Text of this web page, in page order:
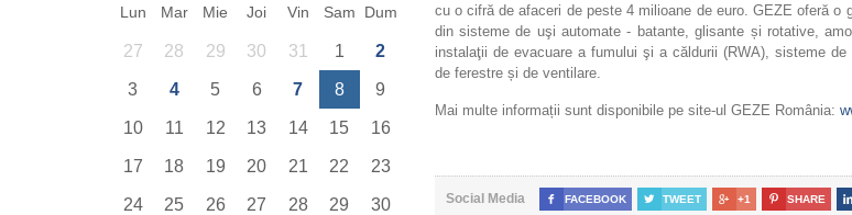
Lun Mar Mie Joi Vin Sam Dum
27 28 29 30 31 1 2
3 4 5 6 7 8 9
10 11 12 13 14 15 16
17 18 19 20 21 22 23
24 25 26 27 28 29 30
cu o cifră de afaceri de peste 4 milioane de euro. GEZE oferă o
din sisteme de uşi automate - batante, glisante și rotative,
instalaţii de evacuare a fumului şi a căldurii (RWA), sisteme
de ferestre și de ventilare.
Mai multe informații sunt disponibile pe site-ul GEZE România:
Social Media  FACEBOOK  TWEET  +1  SHARE 